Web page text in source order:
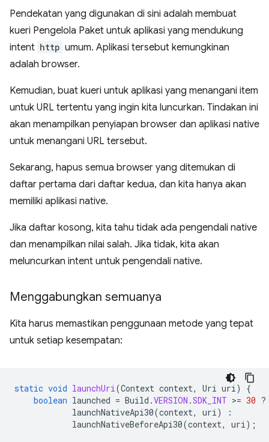
Pendekatan yang digunakan di sini adalah membuat
kueri Pengelola Paket untuk aplikasi yang mendukung
intent http umum. Aplikasi tersebut kemungkinan
adalah browser.
Kemudian, buat kueri untuk aplikasi yang menangani item
untuk URL tertentu yang ingin kita luncurkan. Tindakan ini
akan menampilkan penyiapan browser dan aplikasi native
untuk menangani URL tersebut.
Sekarang, hapus semua browser yang ditemukan di
daftar pertama dari daftar kedua, dan kita hanya akan
memiliki aplikasi native.
Jika daftar kosong, kita tahu tidak ada pengendali native
dan menampilkan nilai salah. Jika tidak, kita akan
meluncurkan intent untuk pengendali native.
Menggabungkan semuanya
Kita harus memastikan penggunaan metode yang tepat
untuk setiap kesempatan:
static void launchUri(Context context, Uri uri)
{
boolean launched = Build .VERSION .SDK_INT >= 30 ?
launchNativeApi30(context, uri)
:
launchNativeBeforeApi30(context, uri);